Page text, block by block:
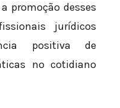
promoção desses
jurídicos
positiva de
no cotidiano